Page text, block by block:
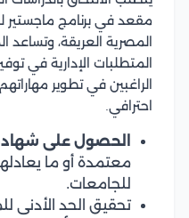
مقعد في برنامج ماجستير
المصرية العريقة، وتساعد
المتطلبات الإدارية في
الراغبين في تطوير
احترافي.
الحصول على
معتمدة أو ما
للجامعات.
تحقيق الحد الأدنى